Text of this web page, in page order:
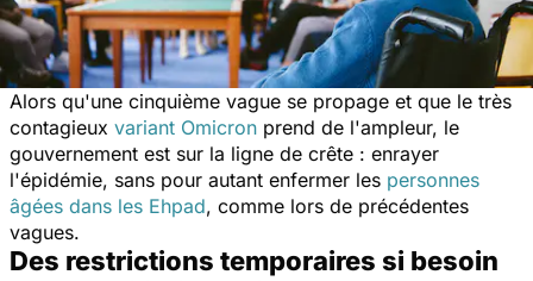
Alors qu'une cinquième vague se propage et que le très
contagieux variant Omicron prend de l'ampleur, le
gouvernement est sur la ligne de crête : enrayer
l'épidémie, sans pour autant enfermer les personnes
âgées dans les Ehpad, comme lors de précédentes
vagues.
Des restrictions temporaires si besoin